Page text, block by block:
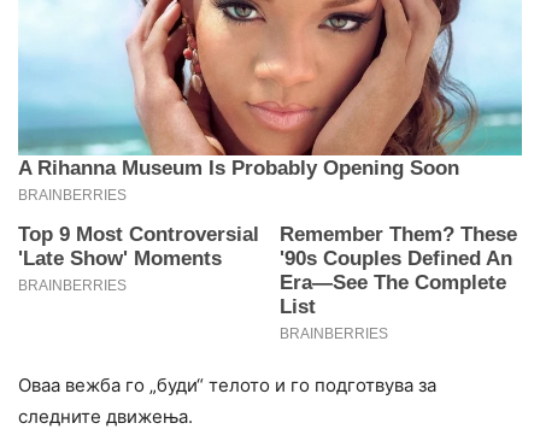
Оваа вежба го „буди“ телото и го подготвува за
следните движења.